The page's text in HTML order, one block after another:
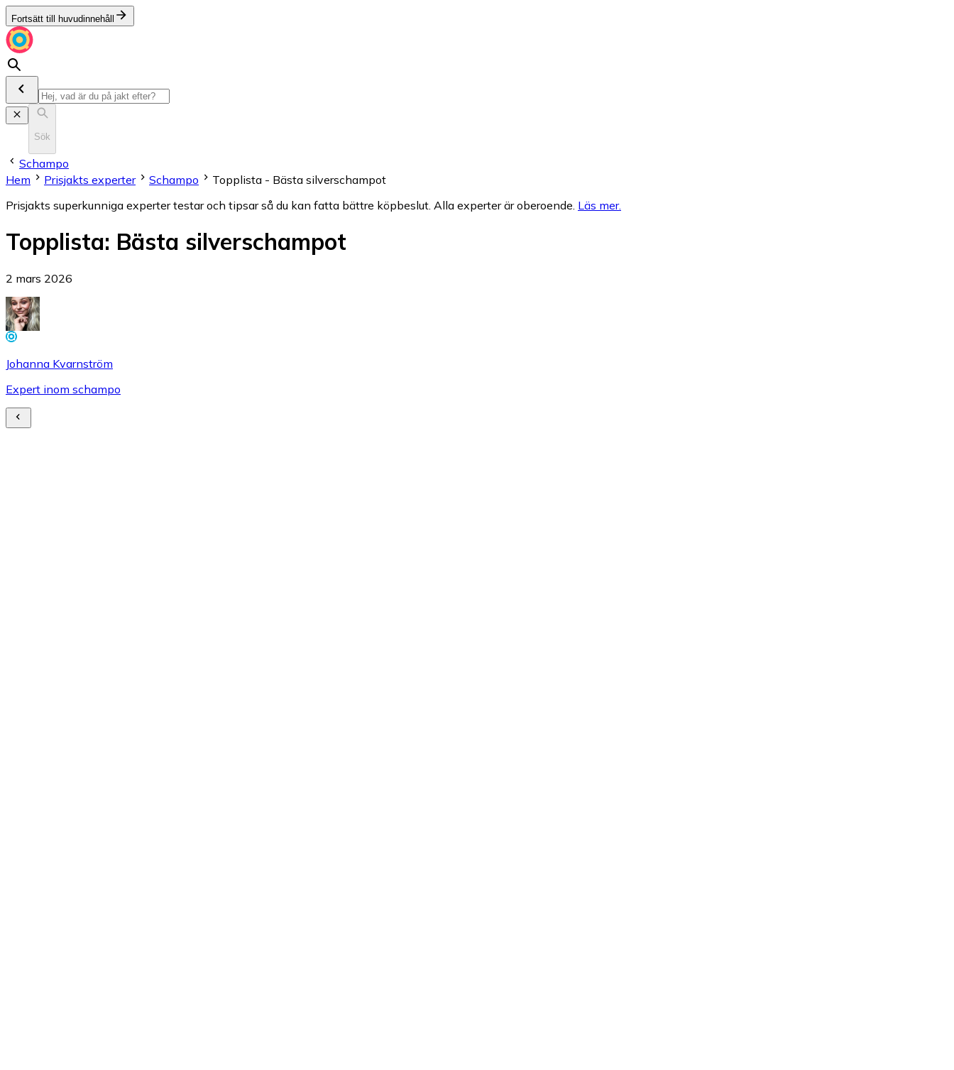
Fortsätt till huvudinnehåll
Sök
Schampo
Hem
Prisjakts experter Schampo
Topplista - Bästa silverschampot
Prisjakts superkunniga experter testar och tipsar så du kan fatta bättre köpbeslut. Alla experter är oberoende. Läs mer.
Topplista: Bästa silverschampot
2 mars 2026
Johanna Kvarnström
Expert inom schampo